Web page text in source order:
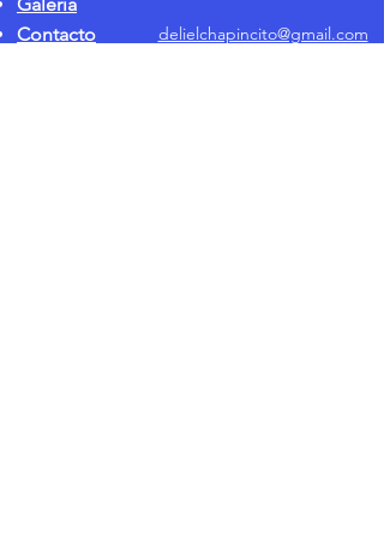
delielchapincito@gmail.com
Contacto